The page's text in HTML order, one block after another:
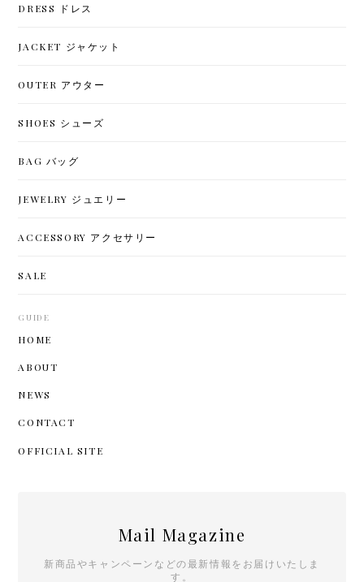
DRESS ドレス
JACKET ジャケット
OUTER アウター
SHOES シューズ
BAG バッグ
JEWELRY ジュエリー
ACCESSORY アクセサリー
SALE
GUIDE
HOME
ABOUT
NEWS
CONTACT
OFFICIAL SITE
Mail Magazine
新商品やキャンペーンなどの最新情報をお届けいたしま
す。